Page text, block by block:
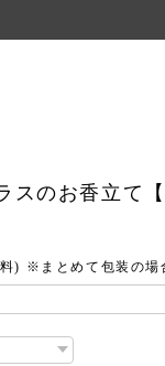
スのお香立て【
) ※まとめて包装の場